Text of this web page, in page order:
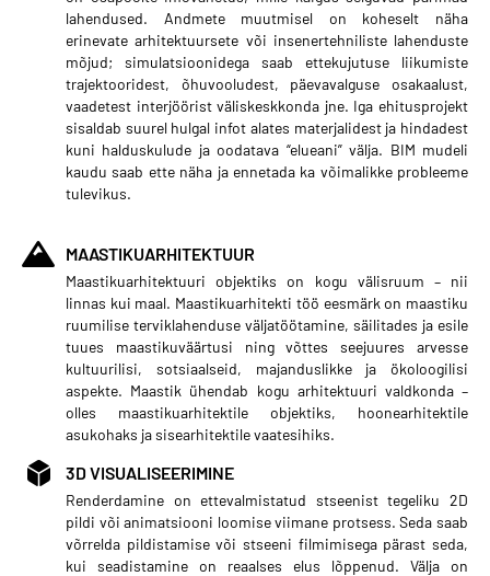
lahendused. Andmete muutmisel on koheselt näha
erinevate arhitektuursete või insenertehniliste lahenduste
mõjud; simulatsioonidega saab ettekujutuse liikumiste
trajektooridest, õhuvooludest, päevavalguse osakaalust,
vaadetest interjöörist väliskeskkonda jne. Iga ehitusprojekt
sisaldab suurel hulgal infot alates materjalidest ja hindadest
kuni halduskulude ja oodatava “elueani” välja. BIM mudeli
kaudu saab ette näha ja ennetada ka võimalikke probleeme
tulevikus.
MAASTIKUARHITEKTUUR
Maastikuarhitektuuri objektiks on kogu välisruum – nii
linnas kui maal. Maastikuarhitekti töö eesmärk on maastiku
ruumilise terviklahenduse väljatöötamine, säilitades ja esile
tuues maastikuväärtusi ning võttes seejuures arvesse
kultuurilisi, sotsiaalseid, majanduslikke ja ökoloogilisi
aspekte. Maastik ühendab kogu arhitektuuri valdkonda –
olles maastikuarhitektile objektiks, hoonearhitektile
asukohaks ja sisearhitektile vaatesihiks.
3D VISUALISEERIMINE
Renderdamine on ettevalmistatud stseenist tegeliku 2D
pildi või animatsiooni loomise viimane protsess. Seda saab
võrrelda pildistamise või stseeni filmimisega pärast seda,
kui seadistamine on reaalses elus lõppenud. Välja on